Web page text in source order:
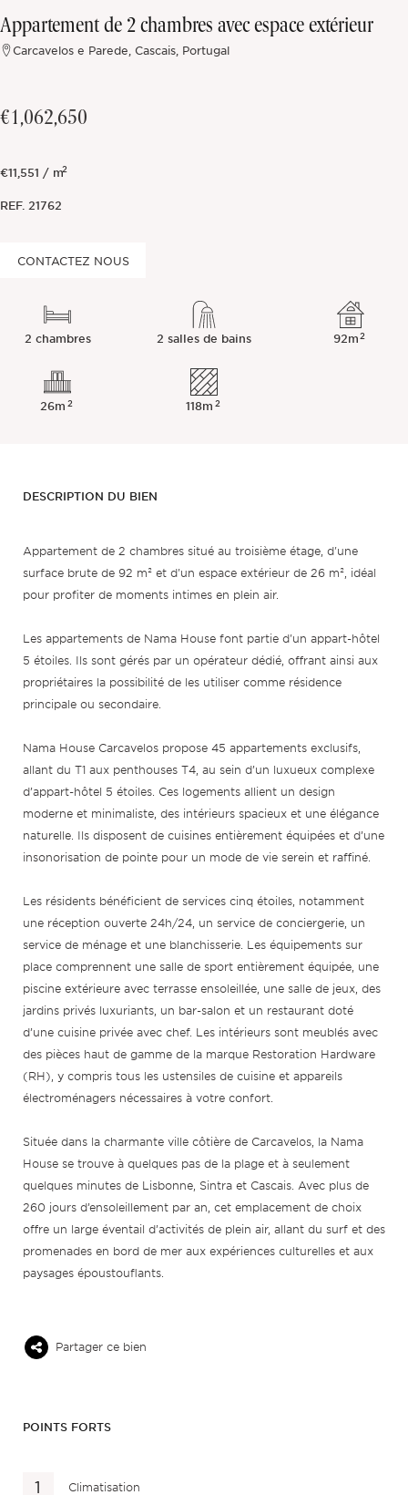
Appartement de 2 chambres avec espace extérieur
Carcavelos e Parede, Cascais, Portugal
€1,062,650
€11,551 / m2
REF. 21762
2 chambres 2 salles de bains 92m2
26m2 118m2
CONTACTEZ NOUS
DESCRIPTION DU BIEN
Appartement de 2 chambres situé au troisième étage, d'une
surface brute de 92 m² et d'un espace extérieur de 26 m², idéal
pour profiter de moments intimes en plein air.
Les appartements de Nama House font partie d'un appart-hôtel
5 étoiles. Ils sont gérés par un opérateur dédié, offrant ainsi aux
propriétaires la possibilité de les utiliser comme résidence
principale ou secondaire.
Nama House Carcavelos propose 45 appartements exclusifs,
allant du T1 aux penthouses T4, au sein d’un luxueux complexe
d’appart-hôtel 5 étoiles. Ces logements allient un design
moderne et minimaliste, des intérieurs spacieux et une élégance
naturelle. Ils disposent de cuisines entièrement équipées et d’une
insonorisation de pointe pour un mode de vie serein et raffiné.
Les résidents bénéficient de services cinq étoiles, notamment
une réception ouverte 24h/24, un service de conciergerie, un
service de ménage et une blanchisserie. Les équipements sur
place comprennent une salle de sport entièrement équipée, une
piscine extérieure avec terrasse ensoleillée, une salle de jeux, des
jardins privés luxuriants, un bar-salon et un restaurant doté
d’une cuisine privée avec chef. Les intérieurs sont meublés avec
des pièces haut de gamme de la marque Restoration Hardware
(RH), y compris tous les ustensiles de cuisine et appareils
électroménagers nécessaires à votre confort.
Située dans la charmante ville côtière de Carcavelos, la Nama
House se trouve à quelques pas de la plage et à seulement
quelques minutes de Lisbonne, Sintra et Cascais. Avec plus de
260 jours d’ensoleillement par an, cet emplacement de choix
offre un large éventail d’activités de plein air, allant du surf et des
promenades en bord de mer aux expériences culturelles et aux
paysages époustouflants.
Partager ce bien
POINTS FORTS
Climatisation
Hors marché